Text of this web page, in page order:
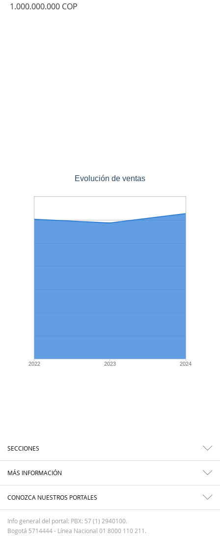
1.000.000.000 COP
Evolución de ventas
2022 2023 2024
SECCIONES
MÁS INFORMACIÓN
CONOZCA NUESTROS PORTALES
Info general del portal: PBX: 57 (1) 2940100.
Bogotá 5714444 - Línea Nacional 01 8000 110 211.